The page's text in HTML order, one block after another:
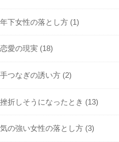
年下女性の落とし方 (1)
恋愛の現実 (18)
手つなぎの誘い方 (2)
挫折しそうになったとき (13)
気の強い女性の落とし方 (3)